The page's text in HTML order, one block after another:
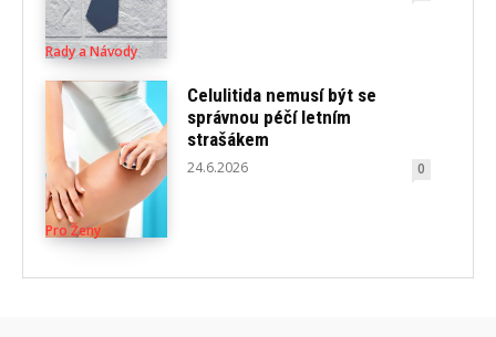
Rady a Návody
Pro Ženy
Celulitida nemusí být se
správnou péčí letním
strašákem
24.6.2026 0